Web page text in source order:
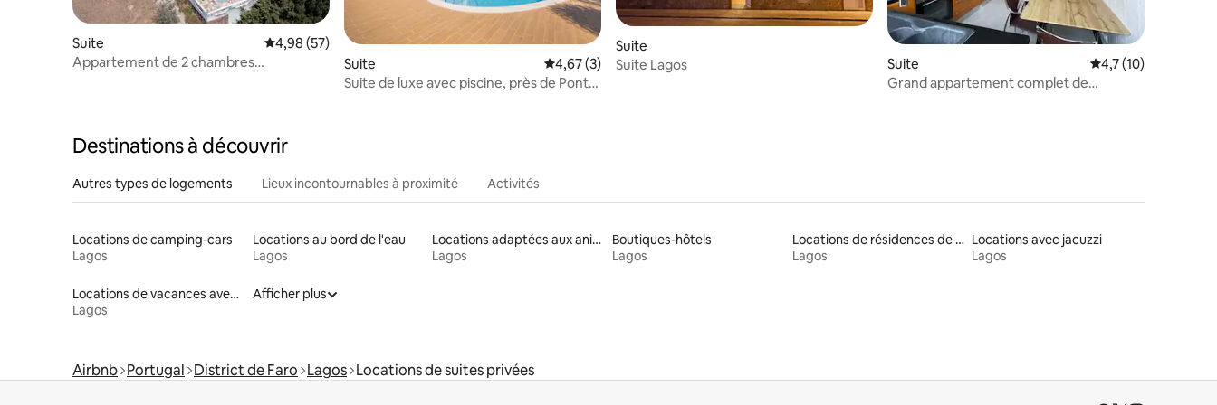
Suite Évaluation moyenne sur la base de 57 commentaires : 4,98 sur 5
4,98 (57)
Appartement de 2 chambres
Suite Évaluation moyenne sur la base de 3 commentaires : 4,67 sur 5
4,67 (3)
Suite de luxe avec piscine, près de Ponta
Suite
Suite Lagos
Suite Évaluation
4,7 (10)
Grand appartement complet de
Destinations à découvrir
Autres types de logements Lieux incontournables à proximité Activités
Locations de camping-cars
Lagos
Locations au bord de l'eau
Lagos
Locations adaptées aux animaux
Lagos
Boutiques-hôtels
Lagos
Locations de résidences de tourisme
Lagos
Locations avec jacuzzi
Lagos
Locations de vacances avec piscine
Lagos
Afficher plus
Airbnb Portugal District de Faro Lagos Locations de suites privées